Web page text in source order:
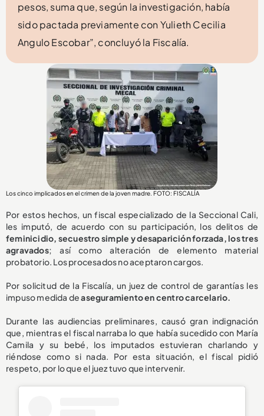
pesos, suma que, según la investigación, había
sido pactada previamente con Yulieth Cecilia
Angulo Escobar”, concluyó la Fiscalía.
Los cinco implicados en el crimen de la joven madre. FOTO: FISCALÍA
Por estos hechos, un fiscal especializado de la Seccional Cali,
les imputó, de acuerdo con su participación, los delitos de
feminicidio, secuestro simple y desaparición forzada, los tres
agravados; así como alteración de elemento material
probatorio. Los procesados no aceptaron cargos.
Por solicitud de la Fiscalía, un juez de control de garantías les
impuso medida deaseguramiento en centro carcelario.
Durante las audiencias preliminares, causó gran indignación
que, mientras el fiscal narraba lo que había sucedido con María
Camila y su bebé, los imputados estuvieran charlando y
riéndose como si nada. Por esta situación, el fiscal pidió
respeto, por lo que el juez tuvo que intervenir.